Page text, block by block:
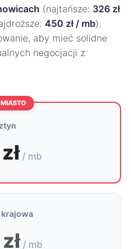
(najtańsze: 326 zł
450 zł / mb).
aby mieć solidne
negocjacji z
/ mb
/ mb